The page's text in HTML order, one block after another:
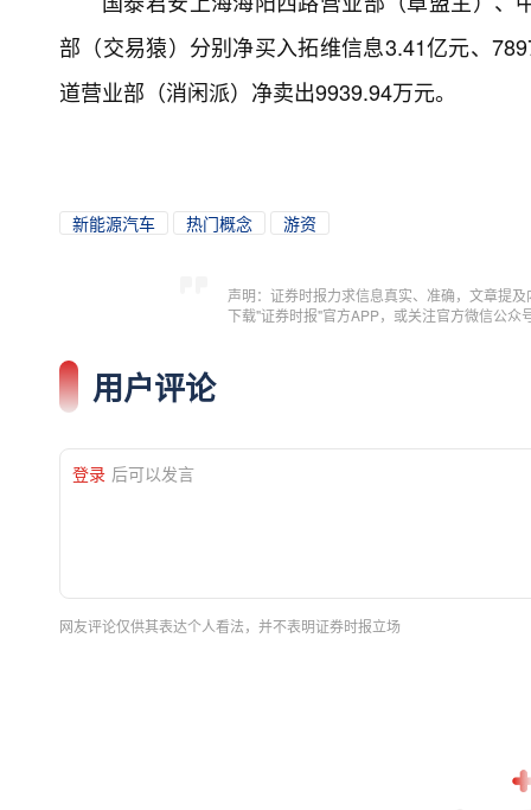
部（交易猿）分别净买入拓维信息3.41亿元、
道营业部（消闲派）净卖出9939.94万元。
新能源汽车 热门概念 游资
声明：证券时报力求信息真实、准确，文章提
下载"证券时报"官方APP，或关注官方微信公
用户评论
登录 后可以发言
网友评论仅供其表达个人看法，并不表明证券时报立场